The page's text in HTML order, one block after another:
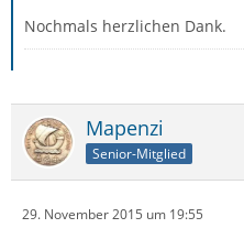
Nochmals herzlichen Dank.
Mapenzi
Senior-Mitglied
29. November 2015 um 19:55